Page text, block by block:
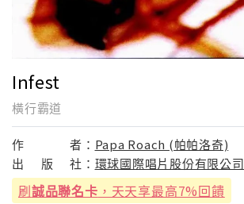
Infest
橫行霸道
作 者： Papa Roach (帕帕洛奇)
出
版 社： 環球國際唱片股份有限公司
刷誠品聯名卡 ，天天享最高7%回饋